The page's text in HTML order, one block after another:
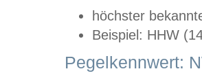
höchster
Beispiel: HHW
Pegelkennwert: